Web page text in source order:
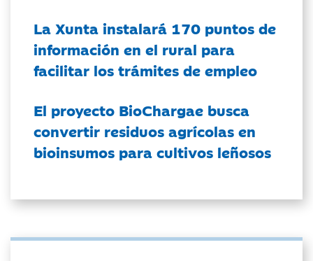
La Xunta instalará 170 puntos de
información en el rural para
facilitar los trámites de empleo
El proyecto BioChargae busca
convertir residuos agrícolas en
bioinsumos para cultivos leñosos